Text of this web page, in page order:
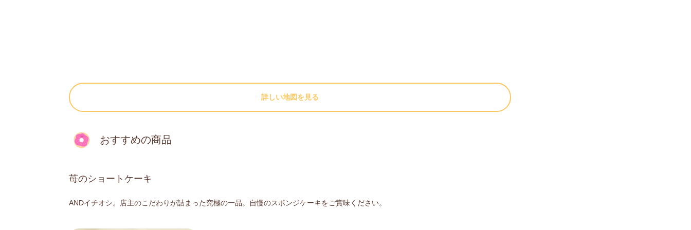
詳しい地図を見る
おすすめの商品
苺のショートケーキ
ANDイチオシ。店主のこだわりが詰まった究極の一品。自慢のスポンジケーキをご賞味ください。